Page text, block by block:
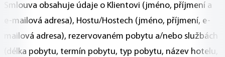
Smlouva obsahuje údaje o Klientovi (jméno, příjmení a
e-mailová adresa), Hostu/Hostech (jméno, příjmení, e-
mailová adresa), rezervovaném pobytu a/nebo službách
(délka pobytu, termín pobytu, typ pobytu, název hotelu,